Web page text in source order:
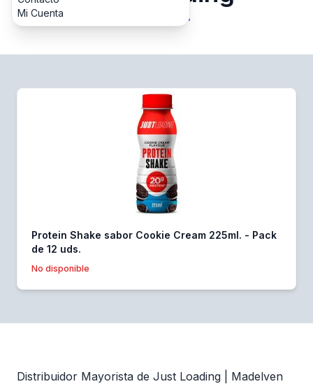
Mi Cuenta
Protein Shake sabor Cookie Cream 225ml. - Pack
de 12 uds.
No disponible
Distribuidor Mayorista de Just Loading | Madelven